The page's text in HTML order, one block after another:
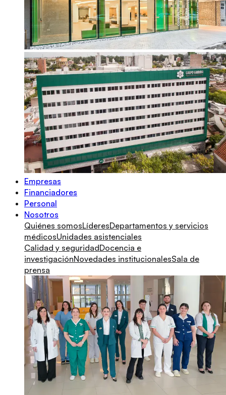
Empresas
Financiadores
Personal
Nosotros
Quiénes somosLíderesDepartamentos y servicios
médicosUnidades asistenciales
Calidad y seguridadDocencia e
investigaciónNovedades institucionalesSala de
prensa